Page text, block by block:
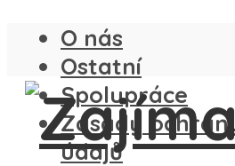
O nás
Ostatní
Spolupráce
Zásady
údajů